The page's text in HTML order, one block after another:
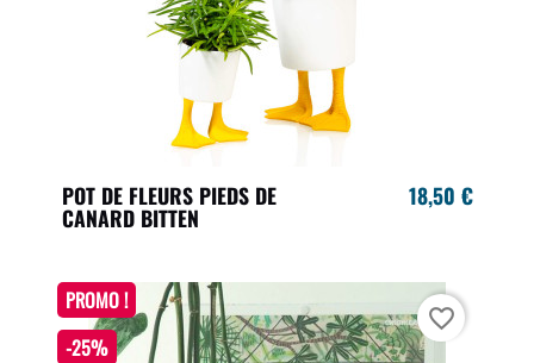
POT DE FLEURS PIEDS DE
CANARD BITTEN
18,50 €
PROMO !
-25%
favorite_border